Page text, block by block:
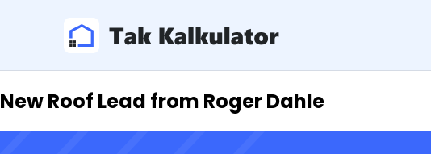
New Roof Lead from Roger Dahle